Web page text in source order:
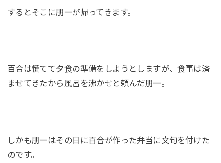
するとそこに朋一が帰ってきます。
百合は慌てて夕食の準備をしようとしますが、食事は済
ませてきたから風呂を沸かせと頼んだ朋一。
しかも朋一はその日に百合が作った弁当に文句を付けた
のです。